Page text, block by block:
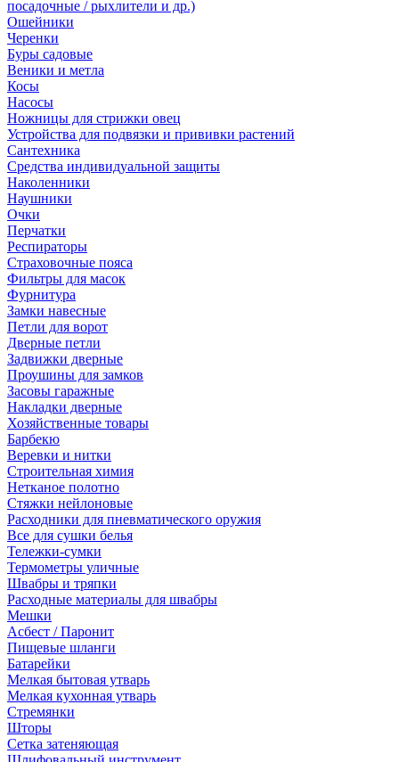
посадочные / рыхлители и др.)
Ошейники
Черенки
Буры садовые
Веники и метла
Косы
Насосы
Ножницы для стрижки овец
Устройства для подвязки и прививки растений
Сантехника
Средства индивидуальной защиты
Наколенники
Наушники
Очки
Перчатки
Респираторы
Страховочные пояса
Фильтры для масок
Фурнитура
Замки навесные
Петли для ворот
Дверные петли
Задвижки дверные
Проушины для замков
Засовы гаражные
Накладки дверные
Хозяйственные товары
Барбекю
Веревки и нитки
Строительная химия
Нетканое полотно
Стяжки нейлоновые
Расходники для пневматического оружия
Все для сушки белья
Тележки-сумки
Термометры уличные
Швабры и тряпки
Расходные материалы для швабры
Мешки
Асбест / Паронит
Пищевые шланги
Батарейки
Мелкая бытовая утварь
Мелкая кухонная утварь
Стремянки
Шторы
Сетка затеняющая